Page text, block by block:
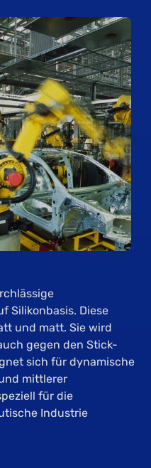
Silikonbasis. Diese
und matt. Sie wird
gegen den Stick-
sich für dynamische
mittlerer
für die
Industrie